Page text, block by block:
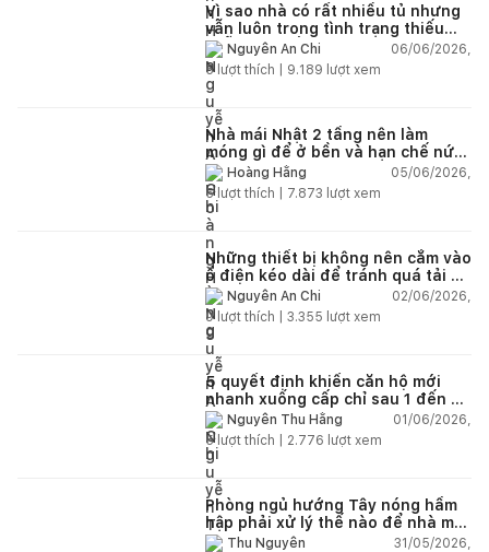
Vì sao nhà có rất nhiều tủ nhưng
vẫn luôn trong tình trạng thiếu
chỗ chứa đồ?
Nguyễn An Chi
06/06/2026,
5lượt thích | 9.189 lượt xem
Nhà mái Nhật 2 tầng nên làm
móng gì để ở bền và hạn chế nứt
lún?Hoàng Hằng
05/06/2026,
5lượt thích | 7.873 lượt xem
Những thiết bị không nên cắm vào
ổ điện kéo dài để tránh quá tải và
chập cháy trong nhà
Nguyễn An Chi
02/06/2026,
9lượt thích | 3.355 lượt xem
5 quyết định khiến căn hộ mới
nhanh xuống cấp chỉ sau 1 đến 2
nămNguyễn Thu Hằng
01/06/2026,
5lượt thích | 2.776 lượt xem
Phòng ngủ hướng Tây nóng hầm
hập phải xử lý thế nào để nhà mát
hơn?Thu Nguyễn 31/05/2026,